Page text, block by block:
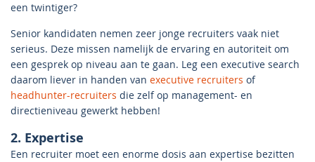
een twintiger?
Senior kandidaten nemen zeer jonge recruiters vaak niet
serieus. Deze missen namelijk de ervaring en autoriteit om
een gesprek op niveau aan te gaan. Leg een executive search
daarom liever in handen van executive recruiters of
headhunter-recruiters die zelf op management- en
directieniveau gewerkt hebben!
2. Expertise
Een recruiter moet een enorme dosis aan expertise bezitten